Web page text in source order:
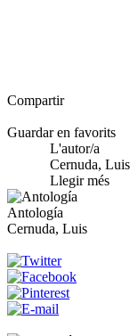
Compartir
Guardar en favorits
L'autor/a
Cernuda, Luis
Llegir més
Antología
Cernuda, Luis